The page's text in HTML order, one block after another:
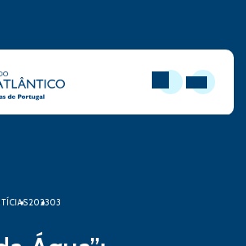
PESQUISAR
ABRIR
202303